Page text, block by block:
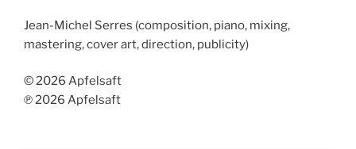
Jean-Michel Serres (composition, piano, mixing,
mastering, cover art, direction, publicity)
© 2026 Apfelsaft
℗ 2026 Apfelsaft